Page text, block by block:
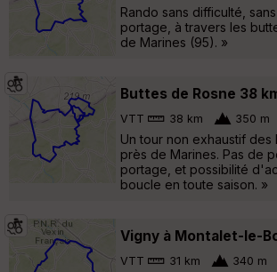
Rando sans difficulté,
portage, à travers les
de Marines (95). »
Buttes de Rosne 38
VTT 38 km 350 m
Un tour non exhaustif des
près de Marines. Pas de
portage, et possibilité
boucle en toute saison. »
Vigny à Montalet-le-
VTT 31 km 340 m